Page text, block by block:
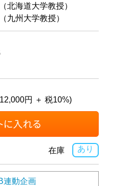
北海道大学教授）
九州大学教授）
円 ＋ 税10%)
あり
在庫
連動企画